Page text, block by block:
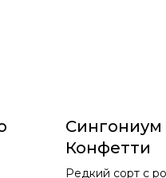
Конфетти
Редкий сорт с